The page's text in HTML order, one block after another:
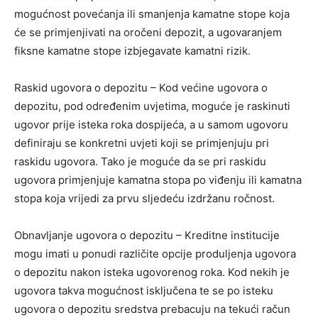
mogućnost povećanja ili smanjenja kamatne stope koja
će se primjenjivati na oročeni depozit, a ugovaranjem
fiksne kamatne stope izbjegavate kamatni rizik.
Raskid ugovora o depozitu – Kod većine ugovora o
depozitu, pod određenim uvjetima, moguće je raskinuti
ugovor prije isteka roka dospijeća, a u samom ugovoru
definiraju se konkretni uvjeti koji se primjenjuju pri
raskidu ugovora. Tako je moguće da se pri raskidu
ugovora primjenjuje kamatna stopa po viđenju ili kamatna
stopa koja vrijedi za prvu sljedeću izdržanu ročnost.
Obnavljanje ugovora o depozitu – Kreditne institucije
mogu imati u ponudi različite opcije produljenja ugovora
o depozitu nakon isteka ugovorenog roka. Kod nekih je
ugovora takva mogućnost isključena te se po isteku
ugovora o depozitu sredstva prebacuju na tekući račun